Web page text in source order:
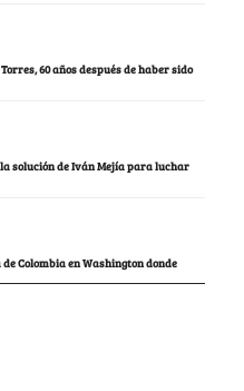
60 años después de haber sido
solución de Iván Mejía para luchar
Colombia en Washington donde